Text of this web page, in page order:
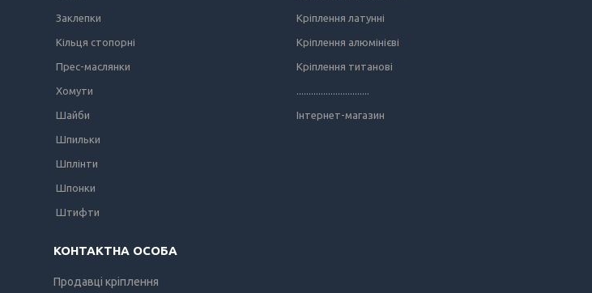
Заклепки
Кільця стопорні
Прес-маслянки
Хомути
Шайби
Шпильки
Шплінти
Шпонки
Штифти
Кріплення латунні
Кріплення алюмінієві
Кріплення титанові
..............................
Інтернет-магазин
Продавці кріплення